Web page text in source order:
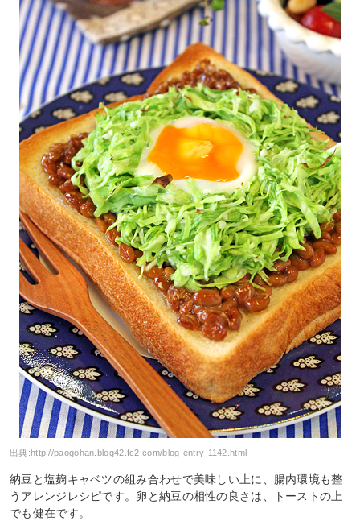
出典: http://paogohan.blog42.fc2.com/blog-entry-1142.html
納豆と塩麹キャベツの組み合わせで美味しい上に、腸内環境も整
うアレンジレシピです。卵と納豆の相性の良さは、トーストの上
でも健在です。